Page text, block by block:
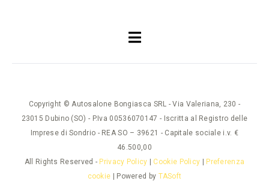
Copyright © Autosalone Bongiasca SRL - Via Valeriana, 230 -
23015 Dubino (SO) - P.Iva 00536070147 - Iscritta al Registro delle
Imprese di Sondrio - REA SO – 39621 - Capitale sociale i.v. €
46.500,00
All Rights Reserved - Privacy Policy Cookie Policy
Preferenza
cookie | Powered by TASoft